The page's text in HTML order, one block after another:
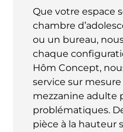
Que votre espace
chambre
ou un bureau,
chaque
Hôm Concept,
service sur
mezzanine adulte
problématiques.
pièce à la hauteur